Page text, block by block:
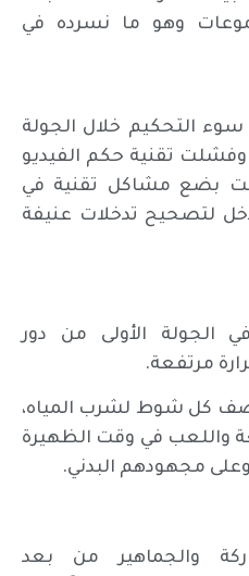
وهو ما نسرده في
التحكيم خلال الجولة
وفشلت تقنية حكم الفيديو
بضع مشاكل تقنية في
لتصحيح تدخلات عنيفة
الجولة الأولى من دور
مرتفعة.
كل شوط لشرب المياه،
واللعب في وقت الظهيرة
مجهودهم البدني.
والجماهير من بعد